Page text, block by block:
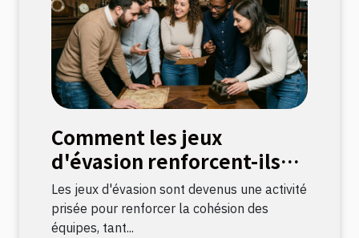
Comment les jeux
d'évasion renforcent-ils
les liens d'équipe ?
Les jeux d'évasion sont devenus une activité
prisée pour renforcer la cohésion des
équipes, tant...